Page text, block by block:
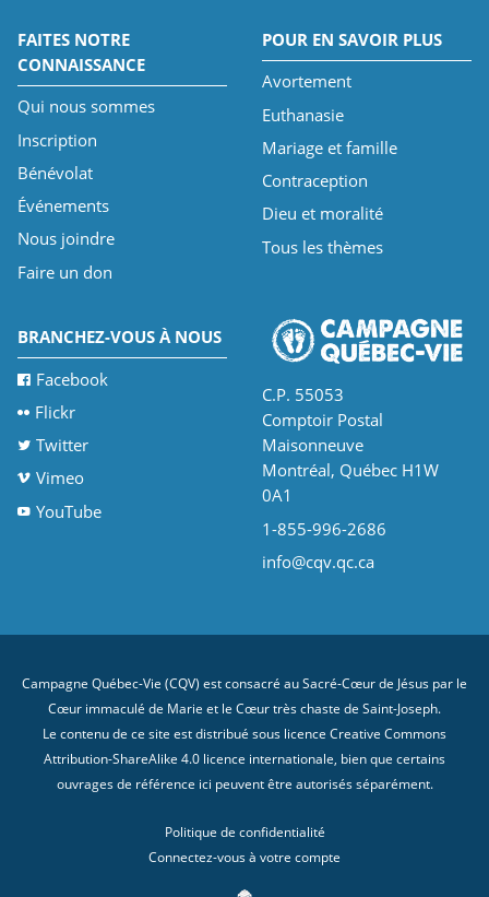
FAITES NOTRE
CONNAISSANCE
Qui nous sommes
Inscription
Bénévolat
Événements
Nous joindre
Faire un don
POUR EN SAVOIR PLUS
Avortement
Euthanasie
Mariage et famille
Contraception
Dieu et moralité
Tous les thèmes
BRANCHEZ-VOUS À NOUS
Facebook
Flickr
Twitter
Vimeo
YouTube
C.P. 55053
Comptoir Postal
Maisonneuve
Montréal, Québec H1W
0A1
1-855-996-2686
info@cqv.qc.ca
Campagne Québec-Vie (CQV) est consacré au Sacré-Cœur de Jésus par le
Cœur immaculé de Marie et le Cœur très chaste de Saint-Joseph.
Le contenu de ce site est distribué sous licence Creative Commons
Attribution-ShareAlike 4.0 licence internationale, bien que certains
ouvrages de référence ici peuvent être autorisés séparément.
Politique de confidentialité
Connectez-vous à votre compte